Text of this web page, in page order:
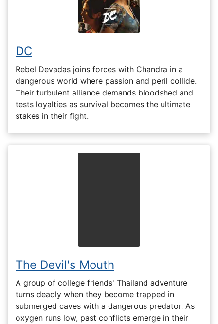
DC
Rebel Devadas joins forces with Chandra in a
dangerous world where passion and peril collide.
Their turbulent alliance demands bloodshed and
tests loyalties as survival becomes the ultimate
stakes in their fight.
The Devil's Mouth
A group of college friends' Thailand adventure
turns deadly when they become trapped in
submerged caves with a dangerous predator. As
oxygen runs low, past conflicts emerge in their